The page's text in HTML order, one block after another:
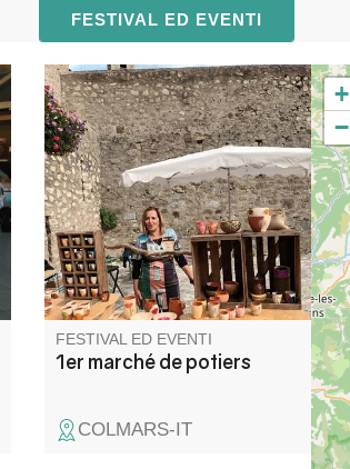
FESTIVAL ED EVENTI
All'interno dei bastioni della
città fortificata, ceramisti
professionisti provenienti da
tutta la Francia esporranno
gres, porcellana, raku, sculture
e vasellame.
FESTIVAL ED EVENTI
1er marché de potiers
COLMARS-IT
+
−